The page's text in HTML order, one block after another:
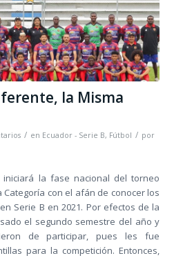
la Misma
/ en Ecuador - Serie B, Fútbol / por
la fase nacional del torneo
con el afán de conocer los
Serie B en 2021. Por efectos de la
el segundo semestre del año y
de participar, pues les fue
para la competición. Entonces,